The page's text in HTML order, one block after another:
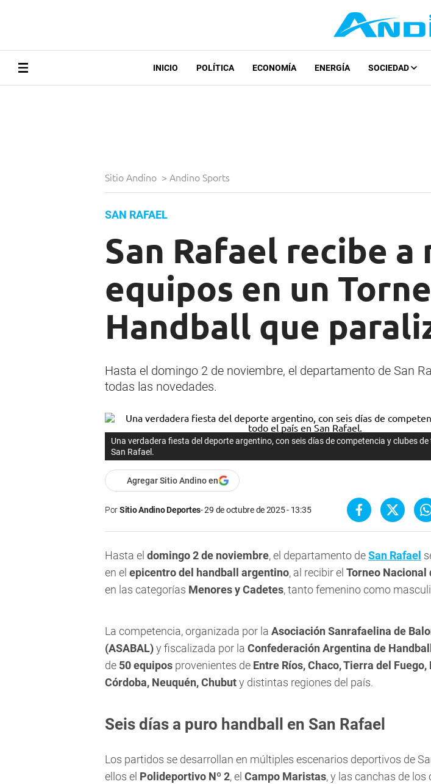
INICIO POLÍTICA ECONOMÍA ENERGÍA SOCIEDAD
Sitio Andino > Andino Sports
SAN RAFAEL
San Rafael recibe a
equipos en un
Handball que
Hasta el domingo 2 de noviembre, el departamento de San
todas las novedades.
Una verdadera fiesta del deporte argentino, con seis días de competencia y clubes de
San Rafael.
Agregar Sitio Andino en
PorSitio Andino Deportes 29 de octubre de 2025 - 13:35
Hasta el domingo 2 de noviembre, el departamento deSan Rafael
en el epicentro del handball argentino, al recibir el Torneo Nacional
en las categorías Menores y Cadetes, tanto femenino como
La competencia, organizada por la Asociación Sanrafaelina de
(ASABAL)y fiscalizada por la Confederación Argentina de Handball
de 50 equipos provenientes de Entre Ríos, Chaco, Tierra del
Córdoba, Neuquén, Chubuty distintas regiones del país.
Seis días a puro handball en San Rafael
Los partidos se desarrollan en múltiples escenarios deportivos de
ellos el Polideportivo Nº 2, el Campo Maristas, y las canchas de los